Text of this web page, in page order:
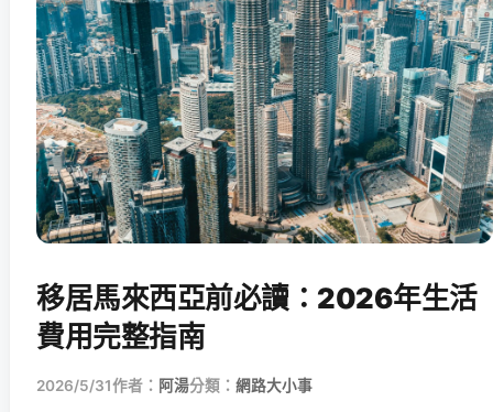
移居馬來西亞前必讀：2026年生活
費用完整指南
2026/5/31作者： 阿湯分類： 網路大小事